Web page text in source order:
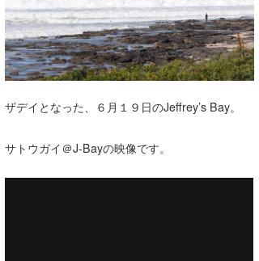
会員メニュー
今月のプレゼント
ザデイとなった、６月１９日のJeffrey’s Bay。
サトウガイ＠J-Bayの映像です。
ショップ情報
湘南
千葉北
伊豆
千葉南
ウラナミ
お知らせ
その他
ルール＆How to
VOTE!